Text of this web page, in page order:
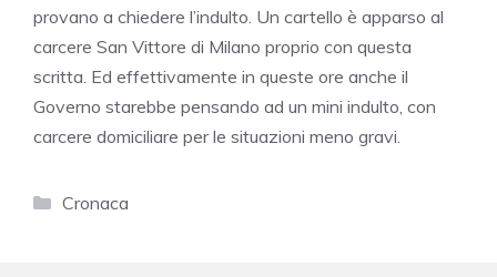
provano a chiedere l’indulto. Un cartello è apparso al
carcere San Vittore di Milano proprio con questa
scritta. Ed effettivamente in queste ore anche il
Governo starebbe pensando ad un mini indulto, con
carcere domiciliare per le situazioni meno gravi.
Categorie
Cronaca